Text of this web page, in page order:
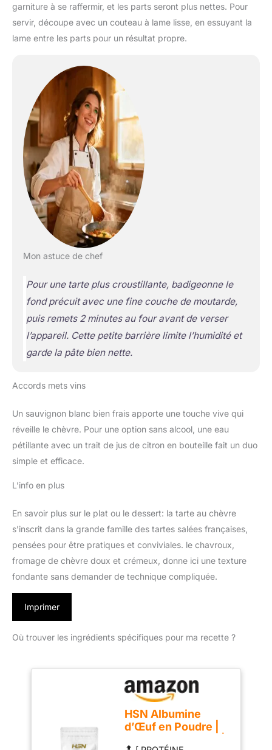
garniture à se raffermir, et les parts seront plus nettes. Pour
servir, découpe avec un couteau à lame lisse, en essuyant la
lame entre les parts pour un résultat propre.
Mon astuce de chef
Pour une tarte plus croustillante, badigeonne le
fond précuit avec une fine couche de moutarde,
puis remets 2 minutes au four avant de verser
l’appareil. Cette petite barrière limite l’humidité et
garde la pâte bien nette.
Accords mets vins
Un sauvignon blanc bien frais apporte une touche vive qui
réveille le chèvre. Pour une option sans alcool, une eau
pétillante avec un trait de jus de citron en bouteille fait un duo
simple et efficace.
L’info en plus
En savoir plus sur le plat ou le dessert: la tarte au chèvre
s’inscrit dans la grande famille des tartes salées françaises,
pensées pour être pratiques et conviviales. le chavroux,
fromage de chèvre doux et crémeux, donne ici une texture
fondante sans demander de technique compliquée.
Imprimer
Où trouver les ingrédients spécifiques pour ma recette ?
HSN Albumine
d’Œuf en Poudre |